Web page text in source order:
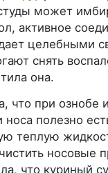
может
активное
целебными
снять
она.
что при ознобе
носа полезно
теплую
носовые
что куриный